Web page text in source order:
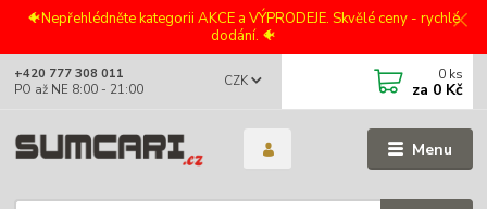
🐠Nepřehlédněte kategorii AKCE a VÝPRODEJE. Skvělé ceny - rychlé
dodání. 🐠
Menu
CZK
+420 777 308 011
PO až NE 8:00 - 21:00
0 ks
za 0 Kč